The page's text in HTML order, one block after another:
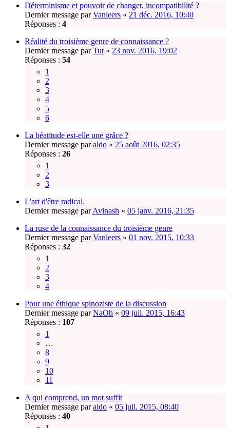
Déterminisme et pouvoir de changer, incompatibilité ?
Dernier message parVanleers « 21 déc. 2016, 10:40
Réponses : 4
Réalité du troisième genre de connaissance ?
Dernier message parTut « 23 nov. 2016, 19:02
Réponses : 54
1
2
3
4
5
6
La béatitude est-elle une grâce ?
Dernier message paraldo « 25 août 2016, 02:35
Réponses : 26
1
2
3
L'art d'être radical.
Dernier message parAvinash « 05 janv. 2016, 21:35
La ruse de la connaissance du troisième genre
Dernier message parVanleers « 01 nov. 2015, 10:33
Réponses : 32
1
2
3
4
Pour une éthique spinoziste de la discussion
Dernier message parNaOh « 09 juil. 2015, 16:43
Réponses : 107
1
…
8
9
10
11
A qui comprend, un mot suffit
Dernier message paraldo « 05 juil. 2015, 08:40
Réponses : 40